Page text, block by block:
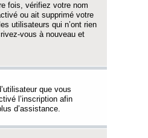
fois, vérifiez votre nom
ou ait supprimé votre
utilisateurs qui n’ont rien
vous à nouveau et
que vous
l’inscription afin
d’assistance.